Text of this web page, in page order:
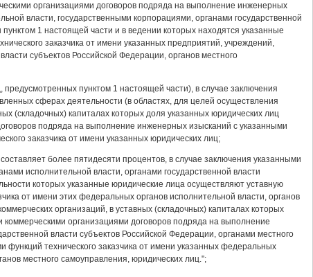
организациями договоров подряда на выполнение инженерных
власти, государственными корпорациями, органами государственной
1 настоящей части и в ведении которых находятся указанные
заказчика от имени указанных предприятий, учреждений,
субъектов Российской Федерации, органов местного
пунктом 1 настоящей части), в случае заключения
сферах деятельности (в областях, для целей осуществления
(складочных) капиталах которых доля указанных юридических лиц
подряда на выполнение инженерных изысканий с указанными
заказчика от имени указанных юридических лиц;
более пятидесяти процентов, в случае заключения указанными
исполнительной власти, органами государственной власти
которых указанные юридические лица осуществляют уставную
от имени этих федеральных органов исполнительной власти, органов
организаций, в уставных (складочных) капиталах которых
организациями договоров подряда на выполнение
власти субъектов Российской Федерации, органами местного
технического заказчика от имени указанных федеральных
местного самоуправления, юридических лиц.";